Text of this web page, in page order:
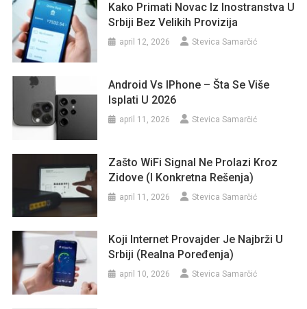
Kako Primati Novac Iz Inostranstva U
Srbiji Bez Velikih Provizija
april 12, 2026 Stevica Samarčić
Android Vs IPhone – Šta Se Više
Isplati U 2026
april 11, 2026 Stevica Samarčić
Zašto WiFi Signal Ne Prolazi Kroz
Zidove (i Konkretna Rešenja)
april 11, 2026 Stevica Samarčić
Koji Internet Provajder Je Najbrži U
Srbiji (realna Poređenja)
april 10, 2026 Stevica Samarčić